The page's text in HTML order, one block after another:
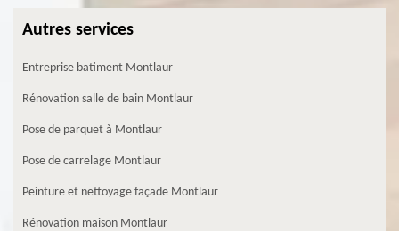
Autres services
Entreprise batiment Montlaur
Rénovation salle de bain Montlaur
Pose de parquet à Montlaur
Pose de carrelage Montlaur
Peinture et nettoyage façade Montlaur
Rénovation maison Montlaur